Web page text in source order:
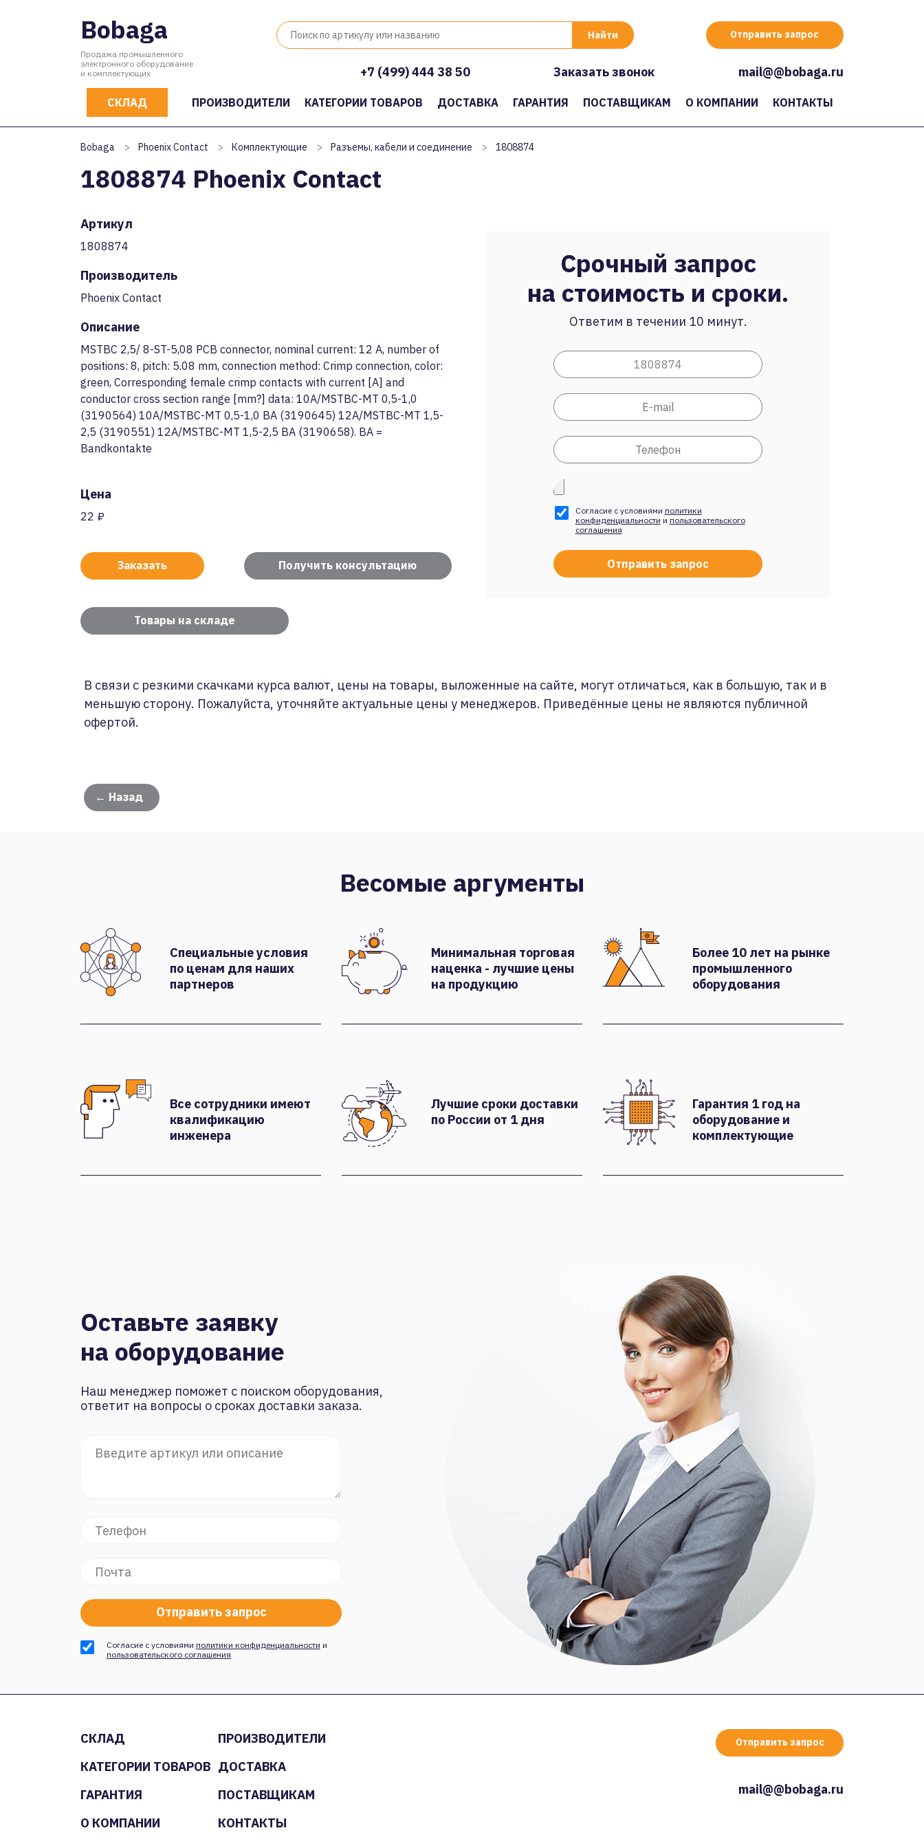
Bobaga
Продажа промышленного
электронного оборудование
и комплектующих
Отправить запрос
+7 (499) 444 38 50 Заказать звонок mail@@bobaga.ru
СКЛАД ПРОИЗВОДИТЕЛИ КАТЕГОРИИ ТОВАРОВ ДОСТАВКА ГАРАНТИЯ ПОСТАВЩИКАМ О КОМПАНИИ КОНТАКТЫ
Bobaga > Phoenix Contact > Комплектующие > Разъемы, кабели и соединение > 1808874
1808874 Phoenix Contact
Артикул
1808874
Производитель
Phoenix Contact
Описание
MSTBC 2,5/ 8-ST-5,08 PCB connector, nominal current: 12 A, number of
positions: 8, pitch: 5.08 mm, connection method: Crimp connection, color:
green, Corresponding female crimp contacts with current [A] and
conductor cross section range [mm?] data: 10A/MSTBC-MT 0,5-1,0
(3190564) 10A/MSTBC-MT 0,5-1,0 BA (3190645) 12A/MSTBC-MT 1,5-
2,5 (3190551) 12A/MSTBC-MT 1,5-2,5 BA (3190658). BA =
Bandkontakte
Цена
22 ₽
Заказать Получить консультацию
Товары на складе
Срочный запрос
на стоимость и сроки.
Ответим в течении 10 минут.
Согласие с условиями политики
конфиденциальности и пользовательского
соглашения
В связи с резкими скачками курса валют, цены на товары, выложенные на сайте, могут отличаться, как в большую, так и в
меньшую сторону. Пожалуйста, уточняйте актуальные цены у менеджеров. Приведённые цены не являются публичной
офертой.
← Назад
Весомые аргументы
Специальные условия
по ценам для наших
партнеров
Минимальная торговая
наценка - лучшие цены
на продукцию
Более 10 лет на рынке
промышленного
оборудования
Все сотрудники имеют
квалификацию
инженера
Лучшие сроки доставки
по России от 1 дня
Гарантия 1 год на
оборудование и
комплектующие
Оставьте заявку
на оборудование
Наш менеджер поможет с поиском оборудования,
ответит на вопросы о сроках доставки заказа.
Согласие с условиями политики конфиденциальности и
пользовательского соглашения
СКЛАД
ПРОИЗВОДИТЕЛИ
КАТЕГОРИИ ТОВАРОВ ДОСТАВКА
ГАРАНТИЯ
ПОСТАВЩИКАМ
О КОМПАНИИ
КОНТАКТЫ
Отправить запрос
mail@@bobaga.ru